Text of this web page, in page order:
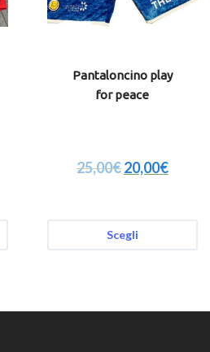
Pantaloncino play
for peace
25,00€20,00€
Scegli